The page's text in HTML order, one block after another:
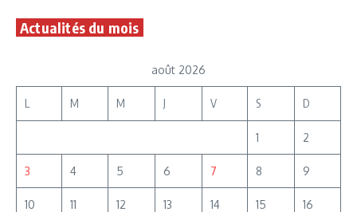
Actualités du mois
août 2026
L M M J V S D
1 2
3 4 5 6 7 8 9
10 11 12 13 14 15 16